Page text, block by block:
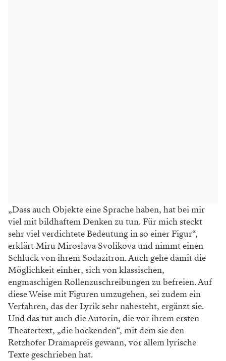
„Dass auch Objekte eine Sprache haben, hat bei mir
viel mit bildhaftem Denken zu tun. Für mich steckt
sehr viel verdichtete Bedeutung in so einer Figur“,
erklärt Miru Miroslava Svolikova und nimmt einen
Schluck von ihrem Sodazitron. Auch gehe damit die
Möglichkeit einher, sich von klassischen,
engmaschigen Rollenzuschreibungen zu befreien. Auf
diese Weise mit Figuren umzugehen, sei zudem ein
Verfahren, das der Lyrik sehr nahesteht, ergänzt sie.
Und das tut auch die Autorin, die vor ihrem ersten
Theatertext, „die hockenden“, mit dem sie den
Retzhofer Dramapreis gewann, vor allem lyrische
Texte geschrieben hat.